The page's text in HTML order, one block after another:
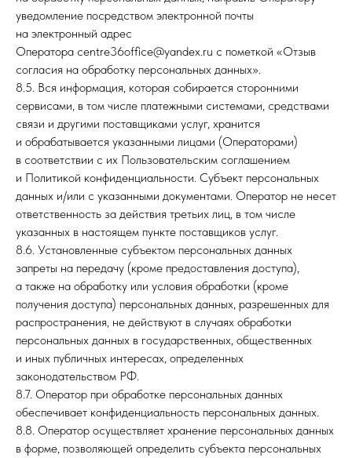
уведомление посредством электронной почты
на электронный адрес
Оператора centre36office@yandex.ru с пометкой «Отзыв
согласия на обработку персональных данных».
8.5. Вся информация, которая собирается сторонними
сервисами, в том числе платежными системами, средствами
связи и другими поставщиками услуг, хранится
и обрабатывается указанными лицами (Операторами)
в соответствии с их Пользовательским соглашением
и Политикой конфиденциальности. Субъект персональных
данных и/или с указанными документами. Оператор не несет
ответственность за действия третьих лиц, в том числе
указанных в настоящем пункте поставщиков услуг.
8.6. Установленные субъектом персональных данных
запреты на передачу (кроме предоставления доступа),
а также на обработку или условия обработки (кроме
получения доступа) персональных данных, разрешенных для
распространения, не действуют в случаях обработки
персональных данных в государственных, общественных
и иных публичных интересах, определенных
законодательством РФ.
8.7. Оператор при обработке персональных данных
обеспечивает конфиденциальность персональных данных.
8.8. Оператор осуществляет хранение персональных данных
в форме, позволяющей определить субъекта персональных